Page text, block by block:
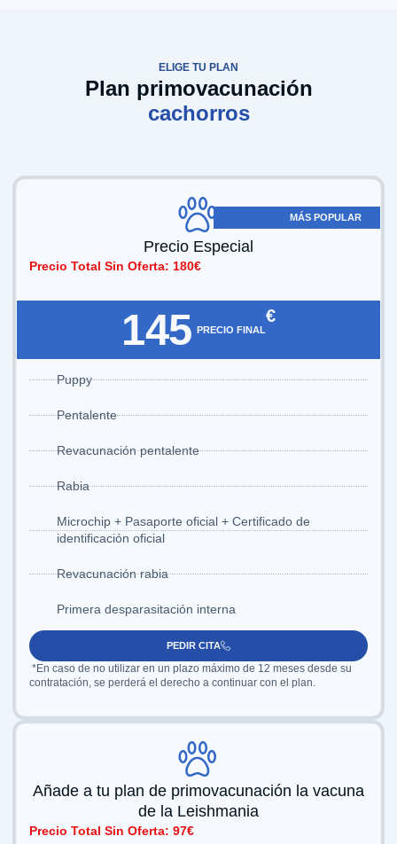
ELIGE TU PLAN
Plan primovacunación
cachorros
Precio Especial​
Precio Total Sin Oferta: 180€
MÁS POPULAR
145 PRECIO FINAL
€
Puppy
Pentalente
Revacunación pentalente
Rabia
Microchip + Pasaporte oficial + Certificado de
identificación oficial
Revacunación rabia
Primera desparasitación interna
PEDIR CITA
*En caso de no utilizar en un plazo máximo de 12 meses desde su
contratación, se perderá el derecho a continuar con el plan.
Añade a tu plan de primovacunación la vacuna
de la Leishmania
Precio Total Sin Oferta: 97€